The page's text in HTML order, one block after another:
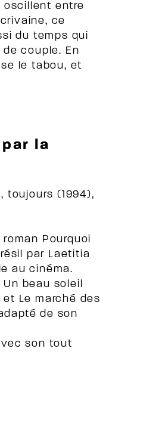
oscillent entre
ce
du temps qui
couple. En
le tabou, et
la
toujours (1994),
Pourquoi
par Laetitia
au cinéma.
beau soleil
Le marché des
de son
son tout